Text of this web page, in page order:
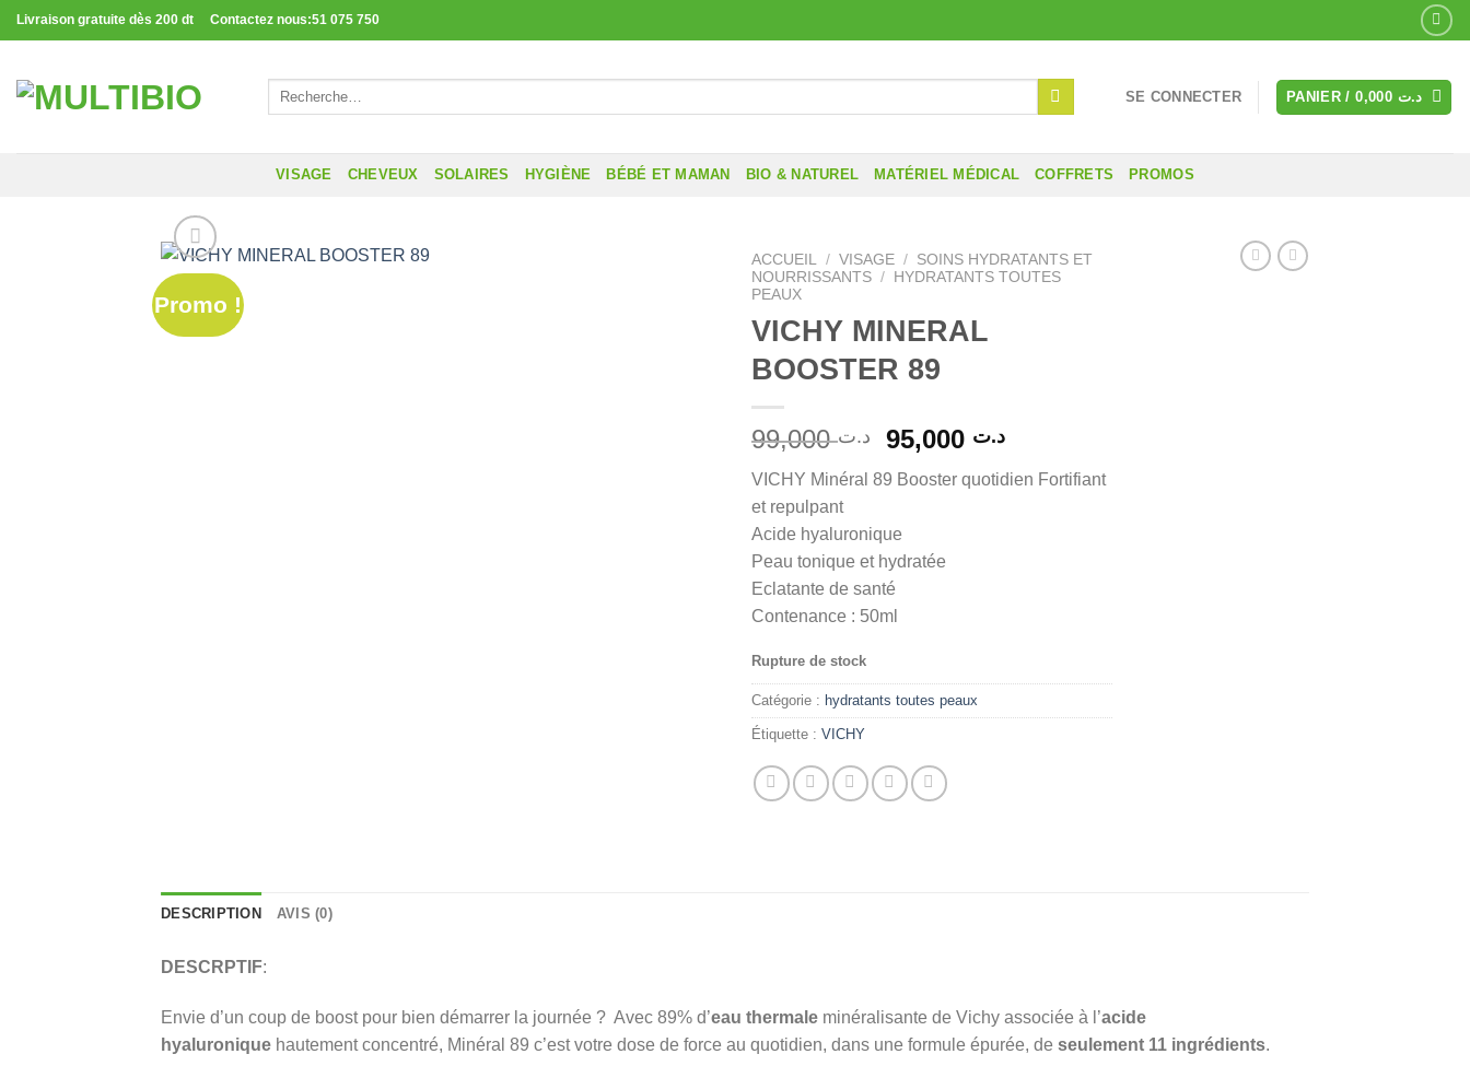
Passer
au
Livraison gratuite dès 200 dt Contactez nous:51 075 750
Recherche
SE CONNECTER PANIER / د.ت
VISAGE CHEVEUX SOLAIRES HYGIÈNE BÉBÉ ET MAMAN BIO & NATUREL MATÉRIEL MÉDICAL COFFRETS PROMOS
Promo !
ACCUEIL / VISAGE / SOINS HYDRATANTS ET
NOURRISSANTS /
HYDRATANTS TOUTES
PEAUX
VICHY MINERAL
BOOSTER 89
د.ت99,000
Le
initial
د.تLe
actuel
VICHY Minéral 89 Booster quotidien Fortifiant
et repulpant
Acide hyaluronique
Peau tonique et hydratée
Eclatante de santé
Contenance : 50ml
Rupture de stock
Catégorie : hydratants toutes peaux
Étiquette : VICHY
DESCRIPTION AVIS (0)
DESCRPTIF:
Envie d’un coup de boost pour bien démarrer la journée ? Avec 89% d’eau thermale minéralisante de Vichy associée à l’acide
hyaluronique hautement concentré, Minéral 89 c’est votre dose de force au quotidien, dans une formule épurée, de seulement 11 ingrédients.